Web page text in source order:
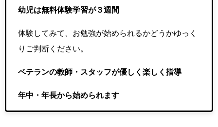
幼児は無料体験学習が３週間
体験してみて、お勉強が始められるかどうかゆっく
りご判断ください。
ベテランの教師・スタッフが優しく楽しく指導
年中・年長から始められます